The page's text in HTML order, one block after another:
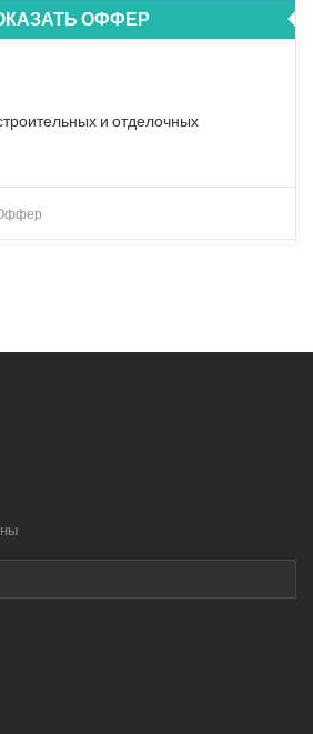
ОФФЕР
и отделочных